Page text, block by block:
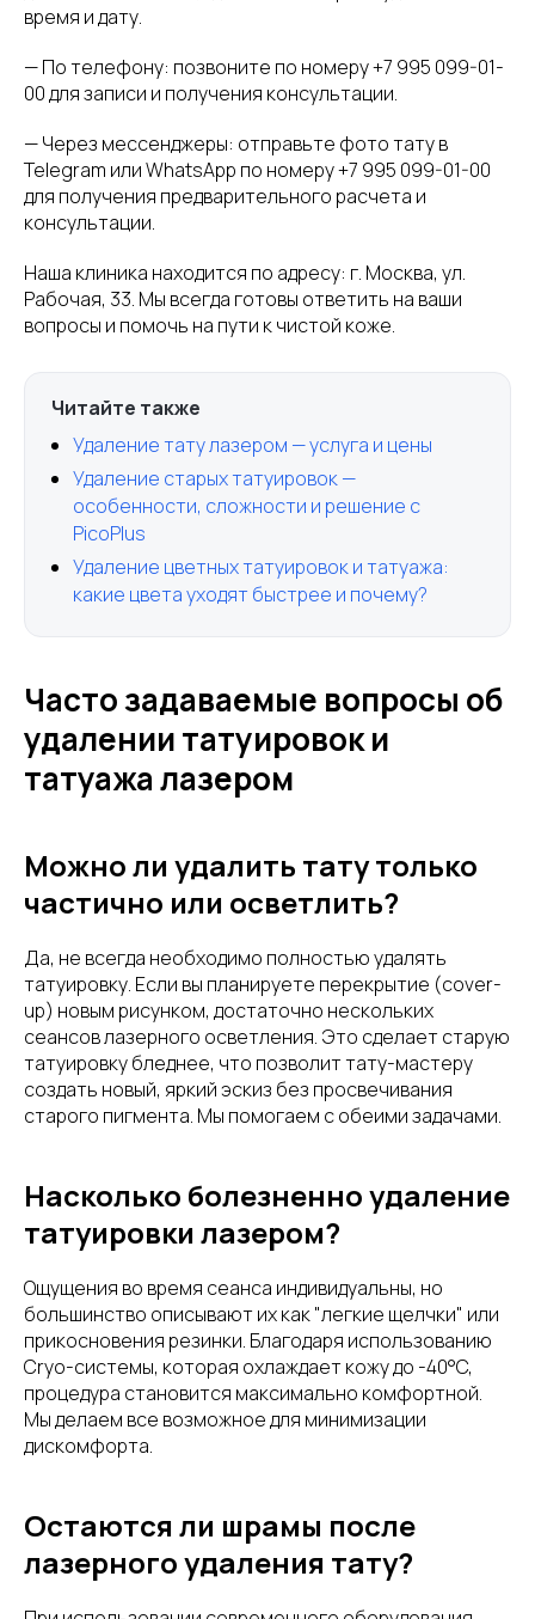
время и дату.
— По телефону: позвоните по номеру +7 995 099-01-
00 для записи и получения консультации.
— Через мессенджеры: отправьте фото тату в
Telegram или WhatsApp по номеру +7 995 099-01-00
для получения предварительного расчета и
консультации.
Наша клиника находится по адресу: г. Москва, ул.
Рабочая, 33. Мы всегда готовы ответить на ваши
вопросы и помочь на пути к чистой коже.
Читайте также
Удаление тату лазером — услуга и цены
Удаление старых татуировок —
особенности, сложности и решение с
PicoPlus
Удаление цветных татуировок и татуажа:
какие цвета уходят быстрее и почему?
Часто задаваемые вопросы об
удалении татуировок и
татуажа лазером
Можно ли удалить тату только
частично или осветлить?
Да, не всегда необходимо полностью удалять
татуировку. Если вы планируете перекрытие (cover-
up) новым рисунком, достаточно нескольких
сеансов лазерного осветления. Это сделает старую
татуировку бледнее, что позволит тату-мастеру
создать новый, яркий эскиз без просвечивания
старого пигмента. Мы помогаем с обеими задачами.
Насколько болезненно удаление
татуировки лазером?
Ощущения во время сеанса индивидуальны, но
большинство описывают их как "легкие щелчки" или
прикосновения резинки. Благодаря использованию
Cryo-системы, которая охлаждает кожу до -40°C,
процедура становится максимально комфортной.
Мы делаем все возможное для минимизации
дискомфорта.
Остаются ли шрамы после
лазерного удаления тату?